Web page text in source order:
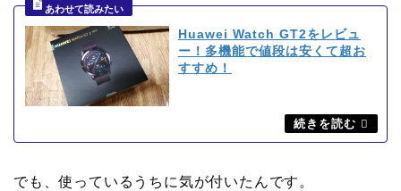
Huawei Watch GT2をレビュ
ー！多機能で値段は安くて超お
すすめ！
でも、使っているうちに気が付いたんです。